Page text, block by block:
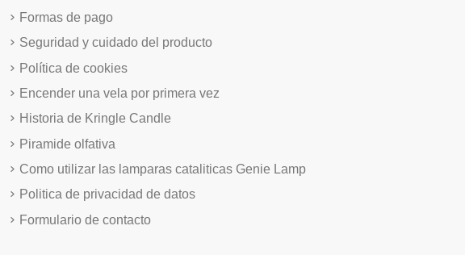
Formas de pago
Seguridad y cuidado del producto
Política de cookies
Encender una vela por primera vez
Historia de Kringle Candle
Piramide olfativa
Como utilizar las lamparas cataliticas Genie Lamp
Politica de privacidad de datos
Formulario de contacto